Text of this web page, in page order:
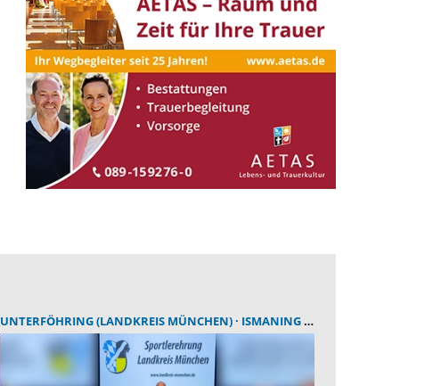
UNTERFÖHRING (LANDKREIS MÜNCHEN) ISMANING (LANDKREIS MÜNCHEN)